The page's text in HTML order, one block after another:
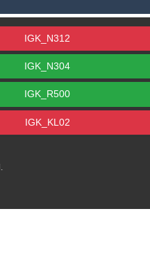
IGK_N312
IGK_N304
IGK_R500
IGK_KL02